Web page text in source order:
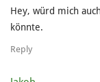
Hey, würd mich
könnte.
Reply